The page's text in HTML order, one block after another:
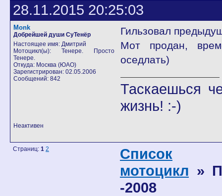
28.11.2015 20:25:03
Monk
Добрейшей души СуТенёр
Настоящее имя: Дмитрий
Мотоцикл(ы): Тенере. Просто
Тенере.
Откуда: Москва (ЮАО)
Зарегистрирован: 02.05.2006
Сообщений: 842
Гильзовал
Мот продан,
оседлать)
Таскаешься
жизнь! :-)
Неактивен
Страниц: 1 2 Список
мотоцикл »
-2008